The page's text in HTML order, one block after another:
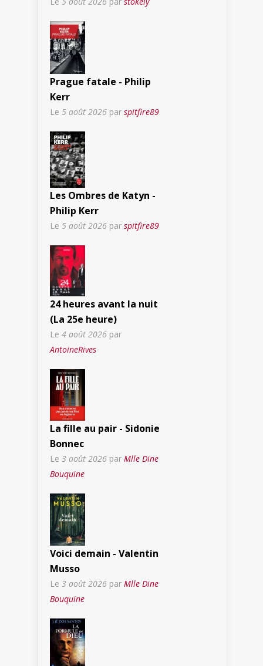
Prague fatale - Philip
Kerr
Le 5 août 2026 par spitfire89
Les Ombres de Katyn -
Philip Kerr
Le 5 août 2026 par spitfire89
24 heures avant la nuit
(La 25e heure)
Le 4 août 2026 par
AntoineRives
La fille au pair - Sidonie
Bonnec
Le 3 août 2026 par Mlle Dine
Bouquine
Voici demain - Valentin
Musso
Le 3 août 2026 par Mlle Dine
Bouquine